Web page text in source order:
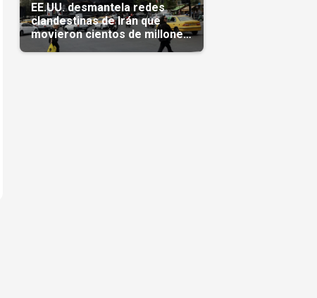
EE.UU. desmantela redes
clandestinas de Irán que
movieron cientos de millones
de dólares